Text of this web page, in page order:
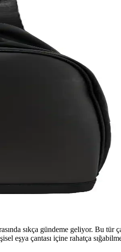
sıkça gündeme geliyor. Bu
eşya çantası içine rahatça